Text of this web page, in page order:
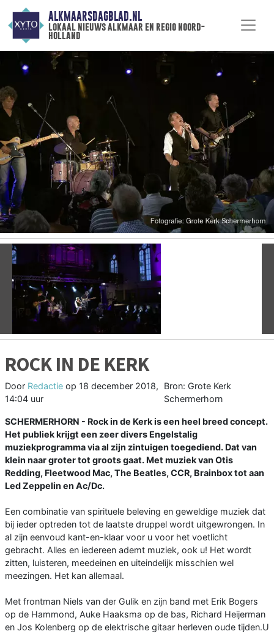
ALKMAARSDAGBLAD.NL
lokaal nieuws alkmaar en regio noord-
holland
Vorige
ROCK IN DE KERK
Door Redactie op 18 december 2018,
14:04 uur
Bron: Grote Kerk
Schermerhorn
SCHERMERHORN - Rock in de Kerk is een heel breed concept.
Het publiek krijgt een zeer divers Engelstalig
muziekprogramma via al zijn zintuigen toegediend. Dat van
klein naar groter tot groots gaat. Met muziek van Otis
Redding, Fleetwood Mac, The Beatles, CCR, Brainbox tot aan
Led Zeppelin en Ac/Dc.
Een combinatie van spirituele beleving en geweldige muziek dat
bij ieder optreden tot de laatste druppel wordt uitgewrongen. In
al zijn eenvoud kant-en-klaar voor u voor het voetlicht
gebracht. Alles en iedereen ademt muziek, ook u! Het wordt
zitten, luisteren, meedeinen en uiteindelijk misschien wel
meezingen. Het kan allemaal.
Met frontman Niels van der Gulik en zijn band met Erik Bogers
op de Hammond, Auke Haaksma op de bas, Richard Heijerman
en Jos Kolenberg op de elektrische gitaar herleven oude tijden.U